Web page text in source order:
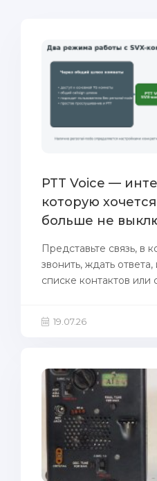
PTT Voice —
которую
больше не
Представьте связь, в
звонить, ждать
списке контактов или
19.07.26